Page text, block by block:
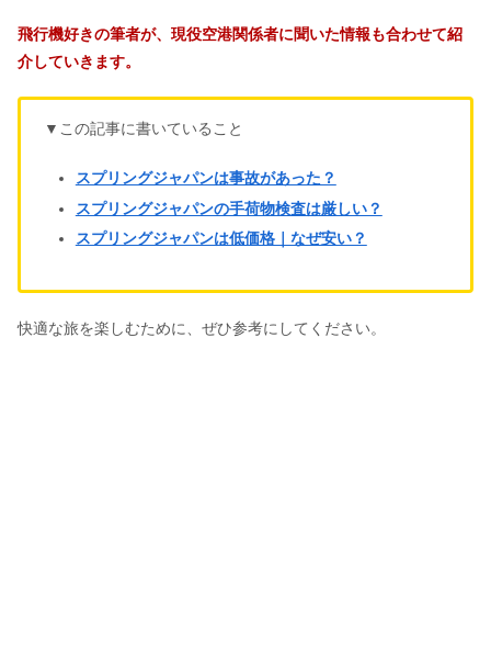
飛行機好きの筆者が、現役空港関係者に聞いた情報も合わせて紹
介していきます。
▼この記事に書いていること
スプリングジャパンは事故があった？
スプリングジャパンの手荷物検査は厳しい？
スプリングジャパンは低価格｜なぜ安い？
快適な旅を楽しむために、ぜひ参考にしてください。